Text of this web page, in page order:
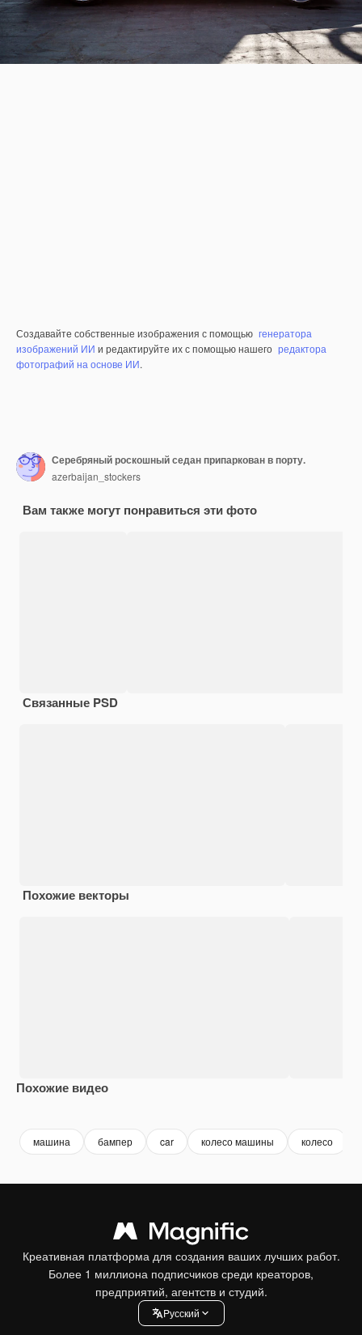
Создавайте собственные изображения с помощью генератора
изображений ИИ и редактируйте их с помощью нашего редактора
фотографий на основе ИИ.
Серебряный роскошный седан припаркован в порту.
azerbaijan_stockers
Вам также могут понравиться эти фото
Связанные PSD
Похожие векторы
Похожие видео
машина бампер car колесо машины колесо
Креативная платформа для создания ваших лучших работ.
Более 1 миллиона подписчиков среди креаторов,
предприятий, агентств и студий.
Pусский